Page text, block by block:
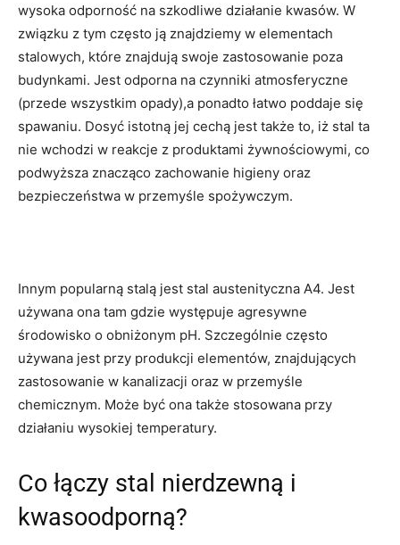
wysoka odporność na szkodliwe działanie kwasów. W
związku z tym często ją znajdziemy w elementach
stalowych, które znajdują swoje zastosowanie poza
budynkami. Jest odporna na czynniki atmosferyczne
(przede wszystkim opady),a ponadto łatwo poddaje się
spawaniu. Dosyć istotną jej cechą jest także to, iż stal ta
nie wchodzi w reakcje z produktami żywnościowymi, co
podwyższa znacząco zachowanie higieny oraz
bezpieczeństwa w przemyśle spożywczym.
Innym popularną stalą jest stal austenityczna A4. Jest
używana ona tam gdzie występuje agresywne
środowisko o obniżonym pH. Szczególnie często
używana jest przy produkcji elementów, znajdujących
zastosowanie w kanalizacji oraz w przemyśle
chemicznym. Może być ona także stosowana przy
działaniu wysokiej temperatury.
Co łączy stal nierdzewną i
kwasoodporną?